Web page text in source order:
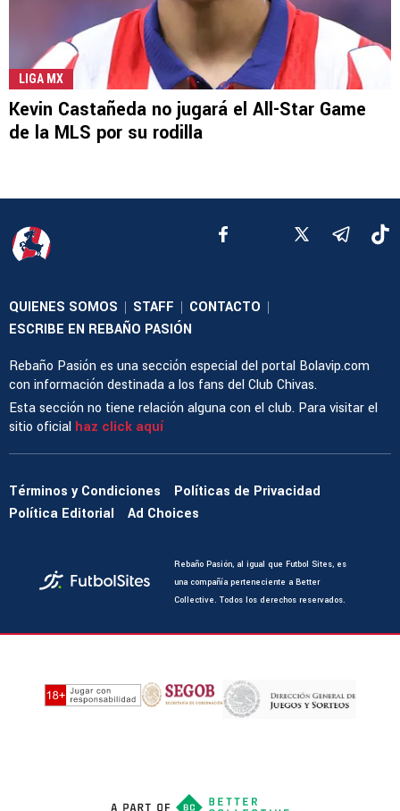
LIGA MX
Kevin Castañeda no jugará el All-Star Game
de la MLS por su rodilla
QUIENES SOMOS | STAFF | CONTACTO |
ESCRIBE EN REBAÑO PASIÓN
Rebaño Pasión es una sección especial del portal Bolavip.com
con información destinada a los fans del Club Chivas.
Esta sección no tiene relación alguna con el club. Para visitar el
sitio oficial haz click aquí
Términos y Condiciones
Políticas de Privacidad
Política Editorial
Ad Choices
Rebaño Pasión, al igual que Futbol Sites, es
una compañía perteneciente a Better
Collective. Todos los derechos reservados.